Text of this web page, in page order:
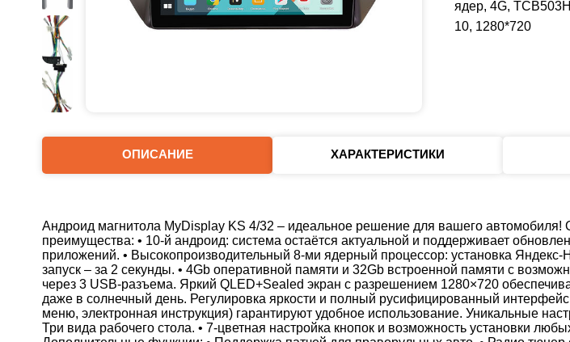
ядер, 4G,
10, 1280*720
ОПИСАНИЕ ХАРАКТЕРИСТИКИ
Андроид магнитола MyDisplay KS 4/32 – идеальное решение для вашего автомобиля!
преимущества: • 10-й андроид: система остаётся актуальной и поддерживает
приложений. • Высокопроизводительный 8-ми ядерный процессор: установка Яндекс-
запуск – за 2 секунды. • 4Gb оперативной памяти и 32Gb встроенной памяти с
через 3 USB-разъема. Яркий QLED+Sealed экран с разрешением 1280×720
даже в солнечный день. Регулировка яркости и полный русифицированный интерфейс
меню, электронная инструкция) гарантируют удобное использование. Уникальные
Три вида рабочего стола. • 7-цветная настройка кнопок и возможность установки